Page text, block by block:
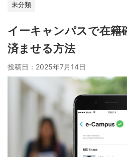
未分類
イーキャンパスで在籍
済ませる方法
投稿日： 2025年7月14日